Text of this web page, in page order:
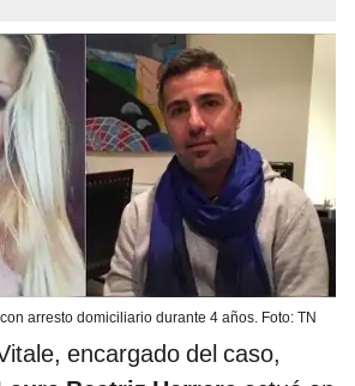
arresto domiciliario durante 4 años. Foto: TN
encargado del caso,